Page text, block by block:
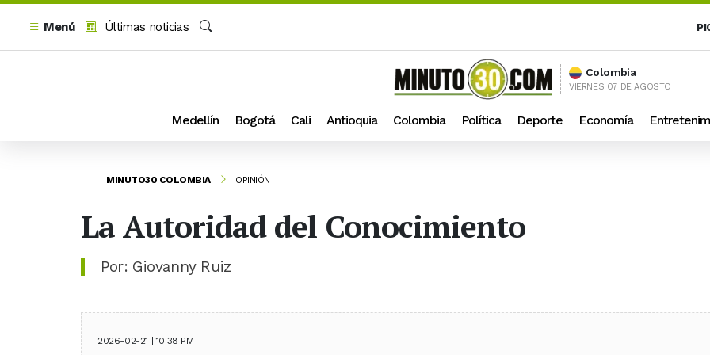
Menú
Últimas noticias
Colombia
VIERNES 07 DE AGOSTO
Medellín Bogotá Cali Antioquia Colombia Política Deporte Economía
MINUTO30 COLOMBIA OPINIÓN
La Autoridad del Conocimiento
Por: Giovanny Ruiz
2026-02-21 | 10:38 PM